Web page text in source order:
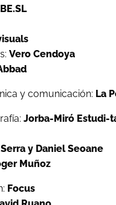
Vero Cendoya
y comunicación: La
Jorba-Miró Estudi-
y Daniel Seoane
Muñoz
Focus